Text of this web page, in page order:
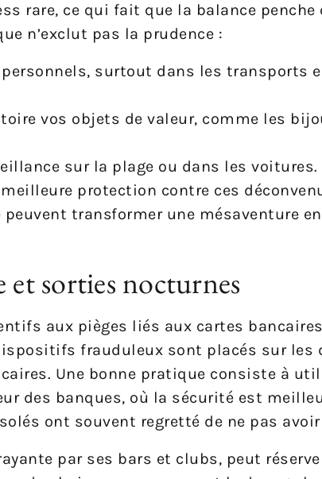
rare, ce qui fait que la balance penche
n’exclut pas la prudence :
surtout dans les transports
vos objets de valeur, comme les
sur la plage ou dans les voitures.
protection contre ces
transformer une mésaventure
et sorties nocturnes
aux pièges liés aux cartes
frauduleux sont placés sur
Une bonne pratique consiste à
des banques, où la sécurité est
ont souvent regretté de ne pas
par ses bars et clubs, peut